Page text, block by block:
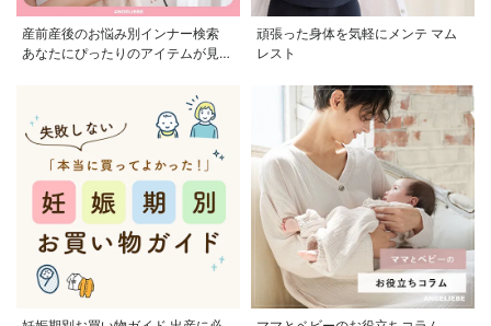
産前産後のお悩み別インナー検索
あなたにぴったりのアイテムが見つ
頑張った身体を気軽にメンテ マム
レスト